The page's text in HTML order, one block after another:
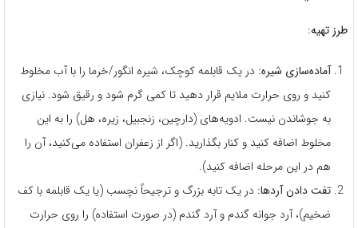
طرز تهیه:
آماده‌سازی شیره: در یک قابلمه کوچک، شیره انگور/خرما را با آب مخلوط
کنید و روی حرارت ملایم قرار دهید تا کمی گرم شود و رقیق شود. نیازی
به جوشاندن نیست. ادویه‌های (دارچین، زنجبیل، زیره، هل) را به این
مخلوط اضافه کنید و کنار بگذارید. (اگر از زعفران استفاده می‌کنید، آن را
هم در این مرحله اضافه کنید).
تفت دادن آردها: در یک تابه بزرگ و ترجیحاً نچسب (یا یک قابلمه با کف
ضخیم)، آرد جوانه گندم و آرد گندم (در صورت استفاده) را روی حرارت